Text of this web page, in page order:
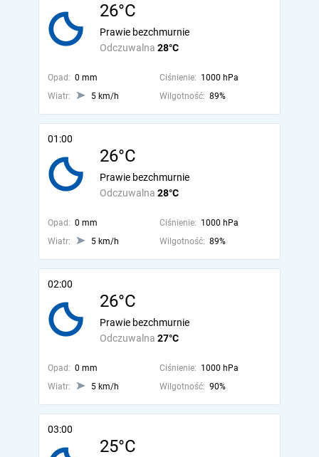
26°C
Odczuwalna 28°C
Prawie bezchmurnie
Opad: 0 mm Ciśnienie: 1000 hPa
Wiatr:
5 km/h Wilgotność: 89%
01:00
26°C
Odczuwalna 28°C
Prawie bezchmurnie
Opad: 0 mm Ciśnienie: 1000 hPa
Wiatr:
5 km/h Wilgotność: 89%
02:00
26°C
Odczuwalna 27°C
Prawie bezchmurnie
Opad: 0 mm Ciśnienie: 1000 hPa
Wiatr:
5 km/h Wilgotność: 90%
03:00
25°C